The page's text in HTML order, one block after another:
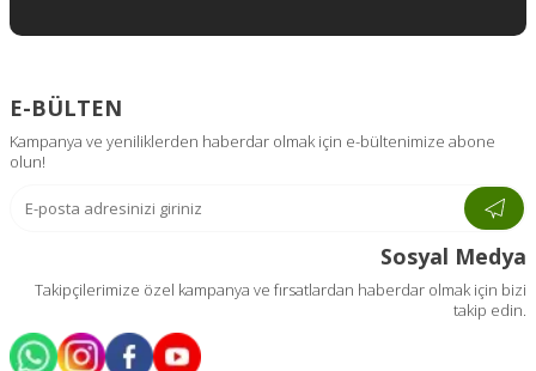
E-BÜLTEN
Kampanya ve yeniliklerden haberdar olmak için e-bültenimize abone
olun!
Sosyal Medya
Takipçilerimize özel kampanya ve fırsatlardan haberdar olmak için bizi
takip edin.